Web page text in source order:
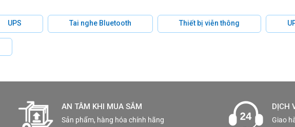
UPS Tai nghe Bluetooth Thiết bị viễn thông
AN TÂM KHI MUA SẮM
Sản phẩm, hàng hóa chính hãng
DỊCH
Giao